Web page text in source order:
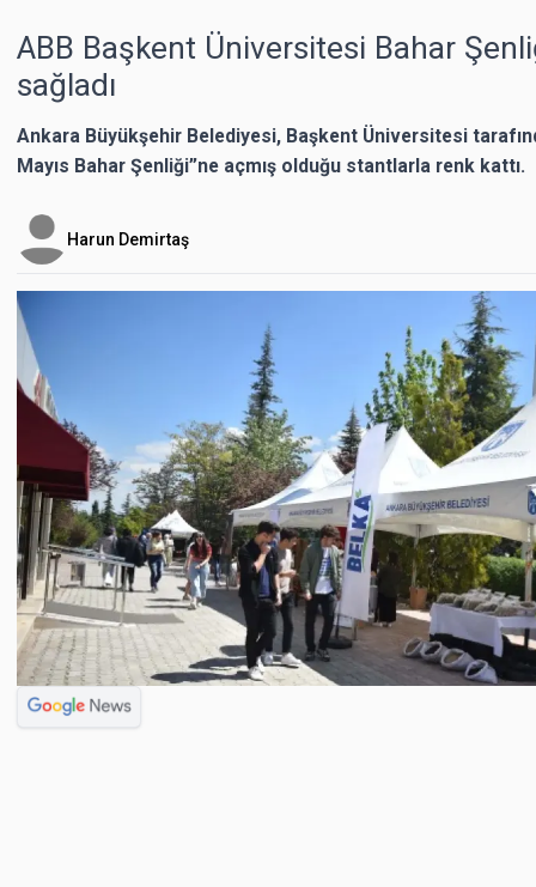
ABB Başkent Üniversitesi Bahar
sağladı
Ankara Büyükşehir Belediyesi, Başkent Üniversitesi
Mayıs Bahar Şenliği”ne açmış olduğu stantlarla renk kattı.
Harun Demirtaş